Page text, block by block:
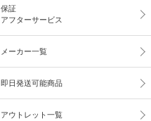
保証
アフターサービス
メーカー一覧
即日発送可能商品
アウトレット一覧